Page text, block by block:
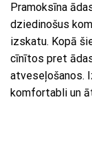
Pramoksīna
dziedinošus
izskatu. Kopā
cīnītos pret
atveseļošanos.
komfortabli un